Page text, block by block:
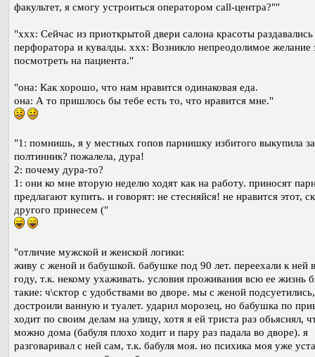
факультет, я смогу устроиться оператором call-центра?""
"xxx: Сейчас из приоткрытой двери салона красоты раздавались
перфоратора и кувалды. xxx: Возникло непреодолимое желание
посмотреть на пациента."
"она: Как хорошо, что нам нравится одинаковая еда.
она: А то пришлось бы тебе есть то, что нравится мне."
"1: помнишь, я у местных гопов парнишку избитого выкупила за
полтинник? пожалела, дура!
2: почему дура-то?
1: они ко мне вторую неделю ходят как на работу. приносят
предлагают купить. и говорят: не стесняйся! не нравится этот,
другого принесем ("
"отличие мужской и женской логики:
живу с женой и бабушкой. бабушке под 90 лет. переехали к ней
году, т.к. некому ухаживать. условия проживания всю ее жизнь
такие: ч\сктор с удобствами во дворе. мы с женой подсуетились,
достроили ванную и туалет. ударил морозец, но бабушка по
ходит по своим делам на улицу, хотя я ей триста раз обьяснял,
можно дома (бабуля плохо ходит и пару раз падала во дворе). я
разговаривал с ней сам, т.к. бабуля моя. но психика моя уже